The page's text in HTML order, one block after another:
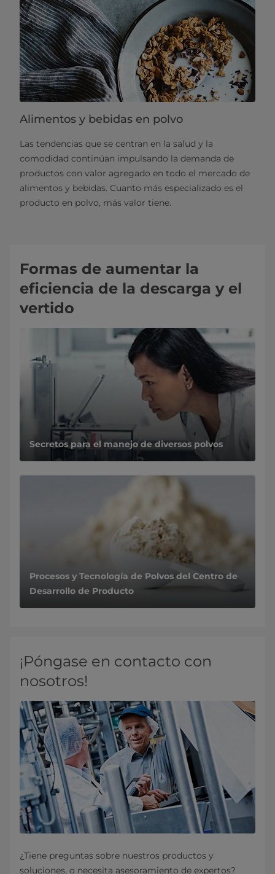
Alimentos y bebidas en polvo
Las tendencias que se centran en la salud y la
comodidad continúan impulsando la demanda de
productos con valor agregado en todo el mercado de
alimentos y bebidas. Cuanto más especializado es el
producto en polvo, más valor tiene.
Formas de aumentar la
eficiencia de la descarga y el
vertido
Secretos para el manejo de diversos polvos
Procesos y Tecnología de Polvos del Centro de
Desarrollo de Producto
¡Póngase en contacto con
nosotros!
¿Tiene preguntas sobre nuestros productos y
soluciones, o necesita asesoramiento de expertos?